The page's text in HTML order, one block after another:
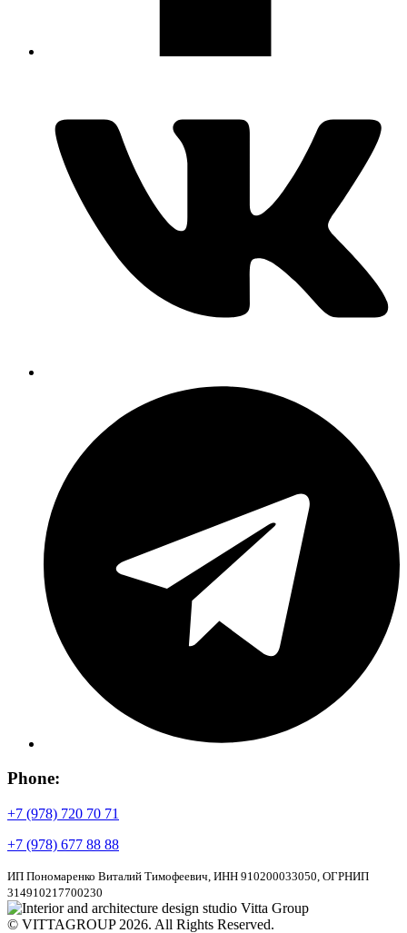
Phone:
+7 (978) 720 70 71
+7 (978) 677 88 88
ИП Пономаренко Виталий Тимофеевич, ИНН 910200033050, ОГРНИП
314910217700230
© VITTAGROUP 2026. All Rights Reserved.